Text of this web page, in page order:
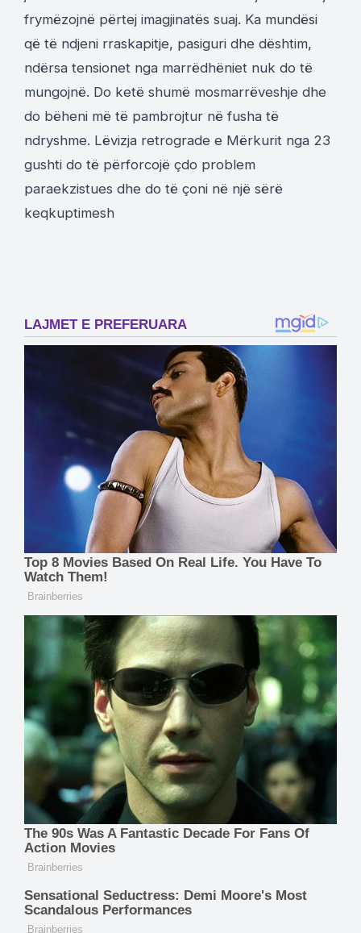
frymëzojnë përtej imagjinatës suaj. Ka mundësi
që të ndjeni rraskapitje, pasiguri dhe dështim,
ndërsa tensionet nga marrëdhëniet nuk do të
mungojnë. Do ketë shumë mosmarrëveshje dhe
do bëheni më të pambrojtur në fusha të
ndryshme. Lëvizja retrograde e Mërkurit nga 23
gushti do të përforcojë çdo problem
paraekzistues dhe do të çoni në një sërë
keqkuptimesh